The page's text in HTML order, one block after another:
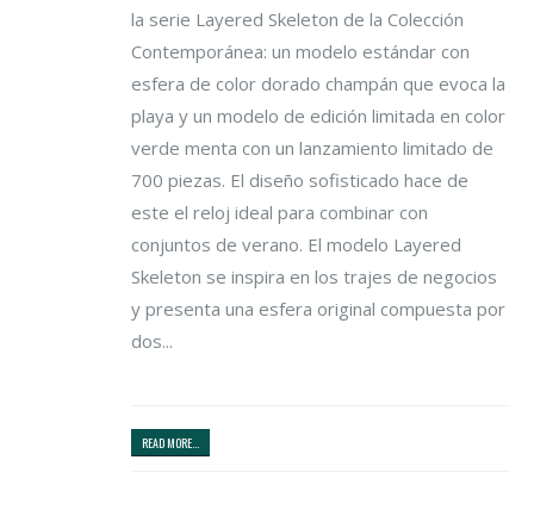
la serie Layered Skeleton de la Colección
Contemporánea: un modelo estándar con
esfera de color dorado champán que evoca la
playa y un modelo de edición limitada en color
verde menta con un lanzamiento limitado de
700 piezas. El diseño sofisticado hace de
este el reloj ideal para combinar con
conjuntos de verano. El modelo Layered
Skeleton se inspira en los trajes de negocios
y presenta una esfera original compuesta por
dos...
READ MORE...